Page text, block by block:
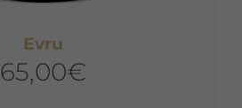
Evru
65,00€